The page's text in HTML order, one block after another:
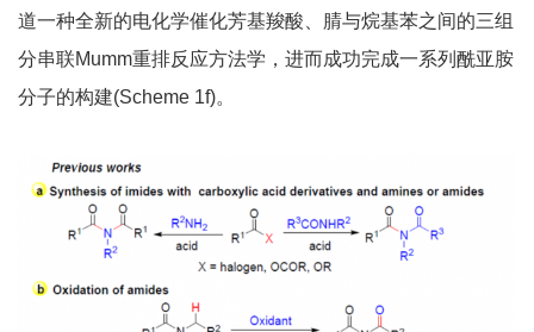
道一种全新的电化学催化芳基羧酸、腈与烷基苯之间的三组
分串联Mumm重排反应方法学，进而成功完成一系列酰亚胺
分子的构建(Scheme 1f)。